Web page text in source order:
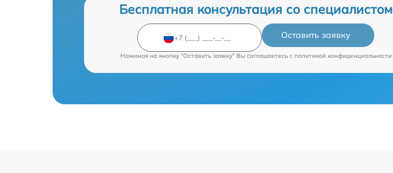
Бесплатная консультация со специалистом
Оставить заявку
Нажимая на кнопку "Оставить заявку" Вы соглашаетесь c политикой конфиденциальности